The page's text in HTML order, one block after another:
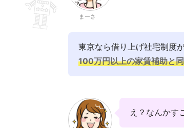
まーさ
東京なら借り上げ社宅制度
100万円以上の家賃補助と
え？なんかす